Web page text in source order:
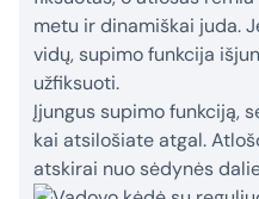
metu ir dinamiškai juda.
vidų, supimo funkcija
užfiksuoti.
Įjungus supimo funkciją,
kai atsilošiate atgal.
atskirai nuo sėdynės